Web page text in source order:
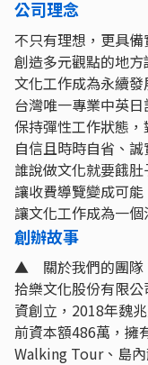
公司理念
不只有理想，更具
創造多元觀點的地方
文化工作成為永續
台灣唯一專業中英
保持彈性工作狀態
自信且時時自省、
誰說做文化就要餓肚
讓收費導覽變成可能
讓文化工作成為一
創辦故事
▲ 關於我們的團
拾樂文化股份有限
資創立，2018年魏
前資本額486萬，擁
Walking Tour、島內